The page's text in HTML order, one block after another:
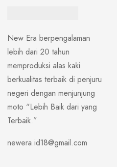
New Era berpengalaman
lebih dari 20 tahun
memproduksi alas kaki
berkualitas terbaik di penjuru
negeri dengan menjunjung
moto “Lebih Baik dari yang
Terbaik.”
newera.id18@gmail.com